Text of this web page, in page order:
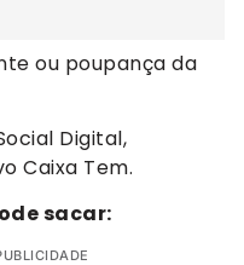
ou poupança da
Digital,
Caixa Tem.
sacar: